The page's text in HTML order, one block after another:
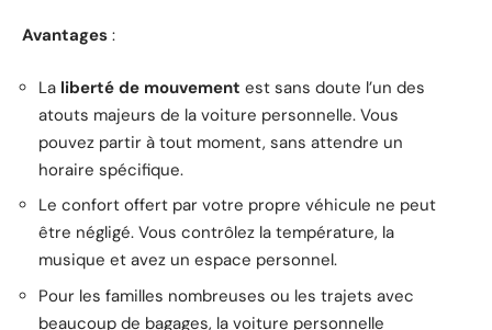
Avantages :
La liberté de mouvement est sans doute l’un des
atouts majeurs de la voiture personnelle. Vous
pouvez partir à tout moment, sans attendre un
horaire spécifique.
Le confort offert par votre propre véhicule ne peut
être négligé. Vous contrôlez la température, la
musique et avez un espace personnel.
Pour les familles nombreuses ou les trajets avec
beaucoup de bagages, la voiture personnelle